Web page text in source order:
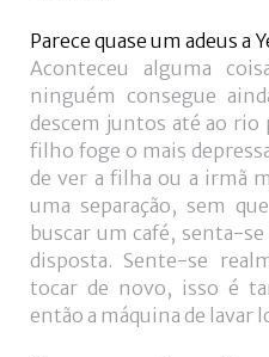
Parece quase um adeus a
Aconteceu alguma
ninguém consegue
descem juntos até ao rio
filho foge o mais
de ver a filha ou a irmã
uma separação, sem
buscar um café, senta-
disposta. Sente-se
tocar de novo, isso é
então a máquina de lavar